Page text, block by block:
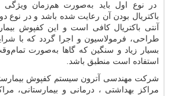
در نوع اول باید به‌صورت هم‌زمان ویژگی
باکتریال بودن آن رعایت شده باشد و در نوع
آنتی باکتریال کافی است و این کفپوش
طراحی، فرمولاسیون و اجرا گردد که با
بسیار زیاد و سنگین که گاها به‌صورت
استفاده است منطبق باشد.
شرکت مهندسی آترون سیستم کفپوش
مراکز بهداشتی ، درمانی و بیمارستانی،